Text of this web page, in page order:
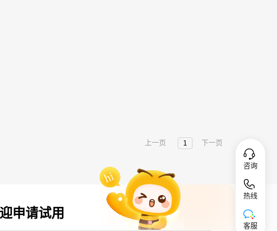
上一页 1 下一页
申请试用
咨询
热线
客服